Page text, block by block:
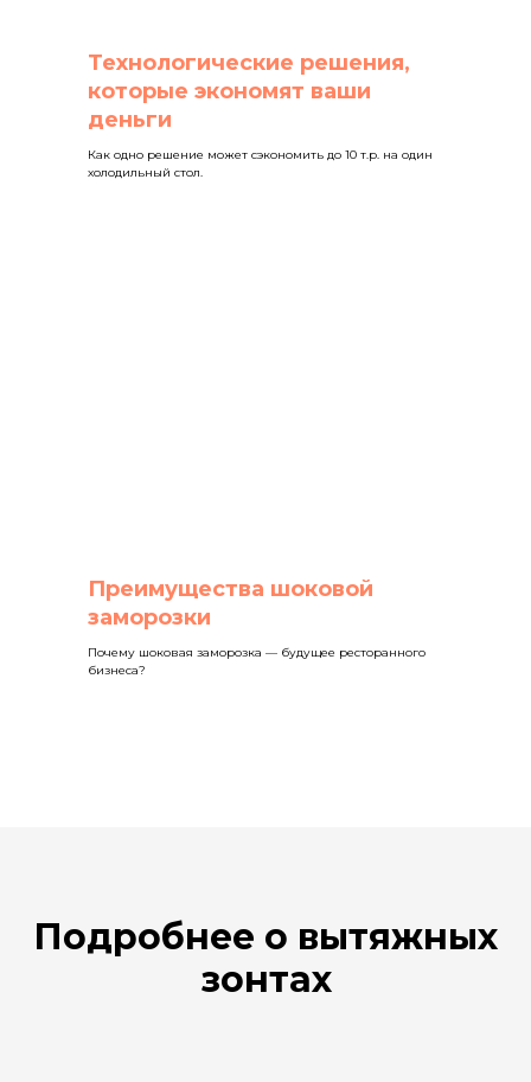
Технологические решения,
которые экономят ваши
деньги
Как одно решение может сэкономить до 10 т.р. на один
холодильный стол.
Преимущества шоковой
заморозки
Почему шоковая заморозка — будущее ресторанного
бизнеса?
Подробнее о вытяжных
зонтах